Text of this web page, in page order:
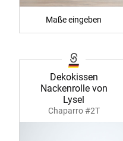
Maße eingeben
Dekokissen
Nackenrolle von
Lysel
Chaparro #2T